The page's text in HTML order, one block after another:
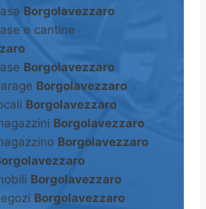
Borgolavezzaro
e cantine
Borgolavezzaro
Borgolavezzaro
Borgolavezzaro
Borgolavezzaro
Borgolavezzaro
Borgolavezzaro
Borgolavezzaro